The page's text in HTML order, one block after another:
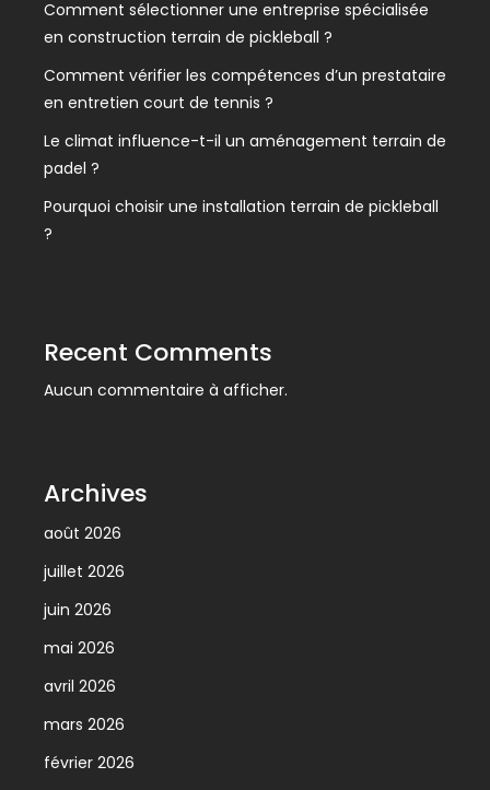
Comment sélectionner une entreprise spécialisée
en construction terrain de pickleball ?
Comment vérifier les compétences d’un prestataire
en entretien court de tennis ?
Le climat influence-t-il un aménagement terrain de
padel ?
Pourquoi choisir une installation terrain de pickleball
?
Recent Comments
Aucun commentaire à afficher.
Archives
août 2026
juillet 2026
juin 2026
mai 2026
avril 2026
mars 2026
février 2026